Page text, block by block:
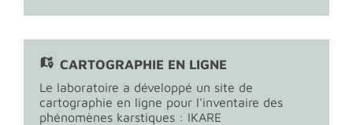
CARTOGRAPHIE EN LIGNE
Le laboratoire a développé un site de
cartographie en ligne pour l'inventaire des
phénomènes karstiques : IKARE